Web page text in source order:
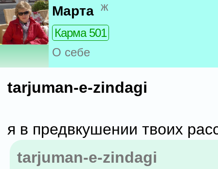
Марта ж
Карма 501
О себе
tarjuman-e-zindagi
я в предвкушении твоих
tarjuman-e-zindagi